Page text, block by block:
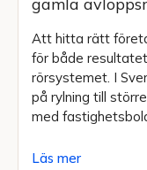
gamla
Att hitta rätt
för både
rörsystemet. I
på rylning till
med
Läs mer